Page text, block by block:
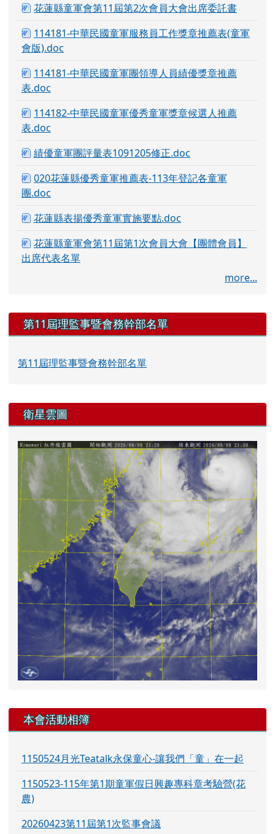
花蓮縣童軍會第11屆第2次會員大會出席委託書
114181-中華民國童軍服務員工作獎章推薦表(童軍
會版).doc
114181-中華民國童軍團領導人員績優獎章推薦
表.doc
114182-中華民國童軍優秀童軍獎章候選人推薦
表.doc
績優童軍團評量表1091205修正.doc
020花蓮縣優秀童軍推薦表-113年登記各童軍
團.doc
花蓮縣表揚優秀童軍實施要點.doc
花蓮縣童軍會第11屆第1次會員大會【團體會員】
出席代表名單
more...
第11屆理監事暨會務幹部名單
第11屆理監事暨會務幹部名單
衛星雲圖
右邊區域內容
本會活動相簿
1150524月光Teatalk永保童心-讓我們「童」在一起
1150523-115年第1期童軍假日興趣專科章考驗營(花
農)
20260423第11屆第1次監事會議